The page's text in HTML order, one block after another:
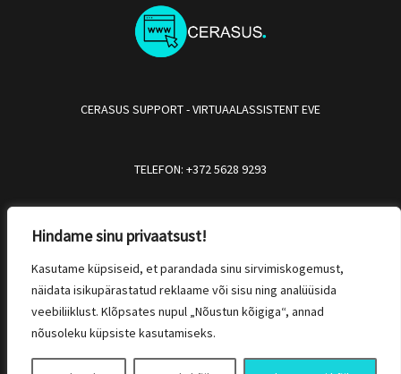
Hindame sinu privaatsust!
Kasutame küpsiseid, et parandada sinu sirvimiskogemust,
näidata isikupärastatud reklaame või sisu ning analüüsida
veebiliiklust. Klõpsates nupul „Nõustun kõigiga“, annad
nõusoleku küpsiste kasutamiseks.
CERASUS SUPPORT - VIRTUAALASSISTENT EVE
TELEFON: +372 5628 9293
EMAIL: info@cerasus.ee
Copyright © 2026 ASSISTENT EVE